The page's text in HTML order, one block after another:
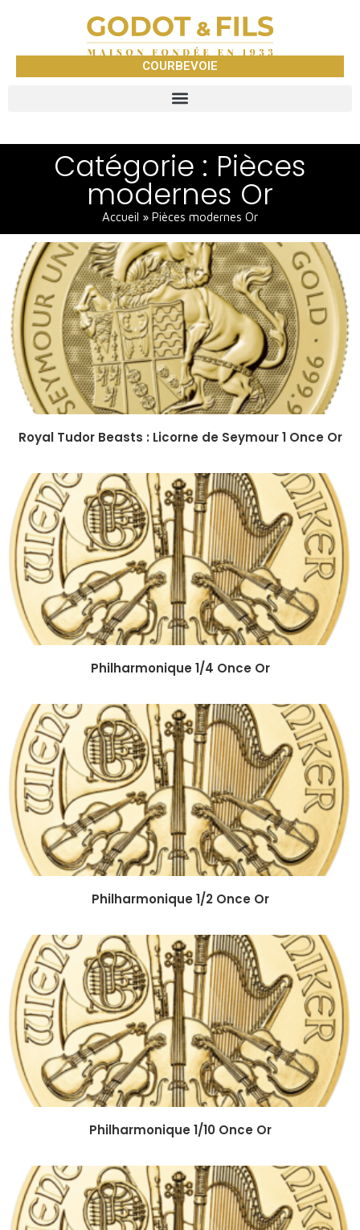
COURBEVOIE
Catégorie : Pièces
modernes Or
Accueil » Pièces modernes Or
Royal Tudor Beasts : Licorne de Seymour 1 Once Or
Philharmonique 1/4 Once Or
Philharmonique 1/2 Once Or
Philharmonique 1/10 Once Or